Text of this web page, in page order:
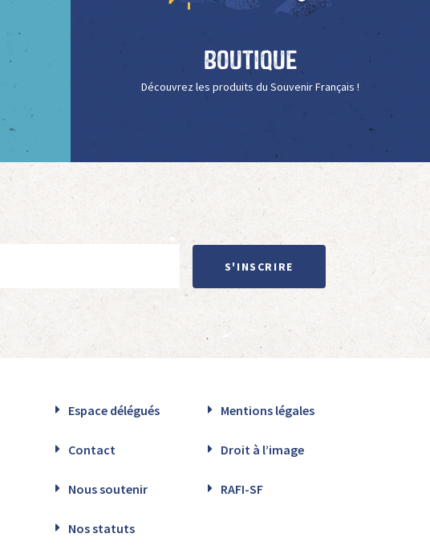
Boutique
Découvrez les produits du Souvenir Français !
S'INSCRIRE
Espace délégués Mentions légales
Contact Droit à l’image
Nous soutenir RAFI-SF
Nos statuts